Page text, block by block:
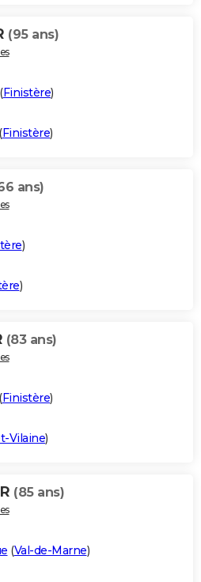
(95 ans)
(Finistère)
(Finistère)
ans)
)
)
(83 ans)
(Finistère)
Vilaine)
(85 ans)
(Val-de-Marne)